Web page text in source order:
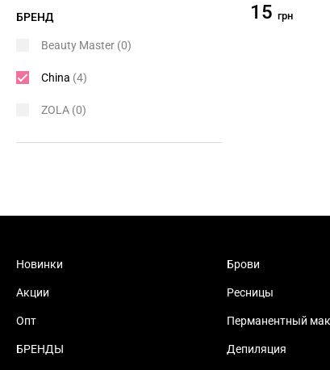
15 грн
БРЕНД
Beauty Master (0)
China (4)
ZOLA (0)
Новинки
Акции
Опт
БРЕНДЫ
Брови
Ресницы
Перманентный
Депиляция